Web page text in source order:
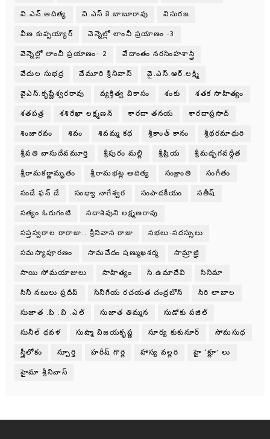
వి.ఎన్.ఆదిత్య వి.ఎస్.కె.బాబూరావు విసురజ
వీణ కుప్పయ్యార్ వెన్నెల్లో లాంచీ ప్రయాణం -3
వెన్నెల్లో లాంచీ ప్రయాణం- 2 వేదాంతం నరసింహశాస్త్రి
వేదుల సుభద్ర వేమూరి శ్రీనివాస్ వై.ఎస్.ఆర్.లక్ష్మి
వైఎస్.కృష్ణేశ్వరరావు వ్యక్తిత్వ వికాసం శంకు శతక సాహిత్యం
శతపత్ర శశిరేఖా లక్ష్మణన్ శారదా తనయ శారదాప్రసాద్
శింజారవం శివం శివమ్మ కధ శ్రీకాంత్ కానం శ్రీథరమాధురి
శ్రీపతి వాసుదేవమూర్తి శ్రీపురం మల్లి శ్రీప్రియ శ్రీమద్భగవద్గీత
శ్రీరామకర్ణామృతం శ్రీరామభట్ల ఆదిత్య సంక్రాంతి సంగీతం
సండే ఫన్ డే సంధ్యా నాగేశ్వర సంపాదకీయం సతీష్
సత్యం ఓరుగంటి సదాశివుని లక్ష్మణరావు
సప్తస్వరాల రారాజు.. శ్రీనివాస రాజు సభలు-సదస్సులు
సమస్యాపూరణం సామవేదం షణ్ముఖశర్మ సామ్రాజ్ఞి
సాయి సోమయాజులు సాహిత్యం సి.ఉమాదేవి సినిమా
సినీ నటులు ప్రదీప్ సినీగేయ రచయత చంద్రబోస్ సిరి లాబాల
సుజాత .పి .వి .ఎల్ సుజాత తిమ్మన సుడోకు పజిల్
సునీల్ ధవళ సుష్మా విజయకృష్ణ సూర్య కుకునూర్ సోమసుధ
స్త్రీలోకం స్పూర్తి హరీష్ గొర్లె హాస్య వల్లరి హై ‘క్లూ’ లు
హైమా శ్రీనివాస్